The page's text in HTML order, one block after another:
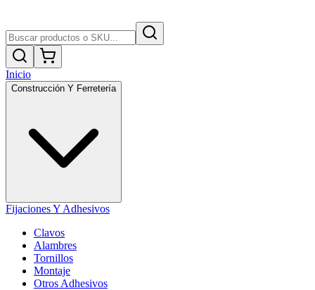
Inicio
Construcción Y Ferretería
Fijaciones Y Adhesivos
Clavos
Alambres
Tornillos
Montaje
Otros Adhesivos